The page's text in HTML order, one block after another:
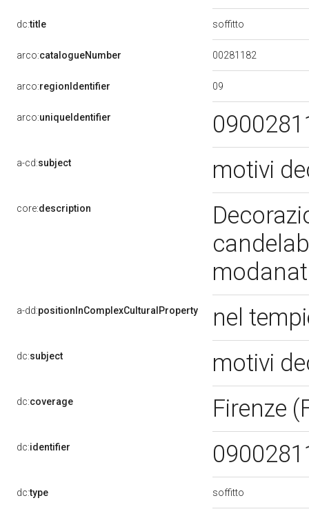
dc:title soffitto
arco:catalogueNumber 00281182
arco:regionIdentifier 09
arco:uniqueIdentifier
a-cd:subject motivi
core:description
a-dd:positionInComplexCulturalProperty nel
dc:subject motivi
dc:coverage Firenze
dc:identifier
dc:type soffitto